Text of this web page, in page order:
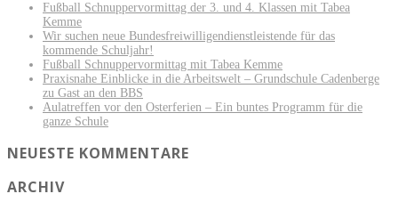
Fußball Schnuppervormittag der 3. und 4. Klassen mit Tabea
Kemme
Wir suchen neue Bundesfreiwilligendienstleistende für das
kommende Schuljahr!
Fußball Schnuppervormittag mit Tabea Kemme
Praxisnahe Einblicke in die Arbeitswelt – Grundschule Cadenberge
zu Gast an den BBS
Aulatreffen vor den Osterferien – Ein buntes Programm für die
ganze Schule
NEUESTE KOMMENTARE
ARCHIV